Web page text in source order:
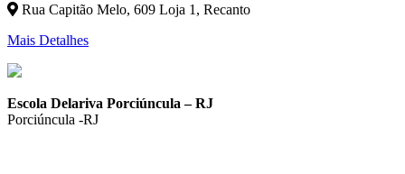
Rua Capitão Melo, 609 Loja 1, Recanto
Mais Detalhes
Escola Delariva Porciúncula – RJ
Porciúncula -RJ